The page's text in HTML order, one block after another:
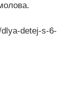
detej-s-6-